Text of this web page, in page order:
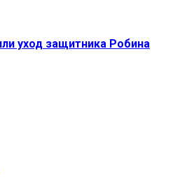
уход защитника Робина